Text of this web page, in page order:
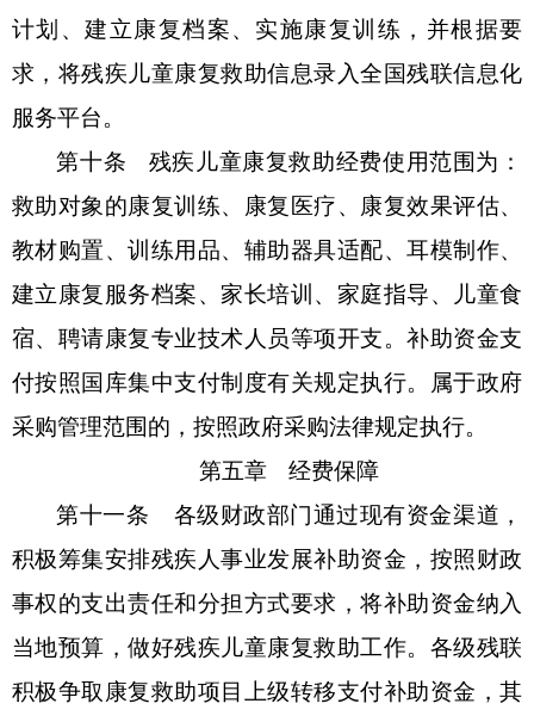
计划、建立康复档案、实施康复训练，并根据要
求，将残疾儿童康复救助信息录入全国残联信息化
服务平台。
第十条
残疾儿童康复救助经费使用范围为：
救助对象的康复训练、康复医疗、康复效果评估、
教材购置、训练用品、辅助器具适配、耳模制作、
建立康复服务档案、家长培训、家庭指导、儿童食
宿、聘请康复专业技术人员等项开支。补助资金支
付按照国库集中支付制度有关规定执行。属于政府
采购管理范围的，按照政府采购法律规定执行。
第五章
经费保障
第十一条
各级财政部门通过现有资金渠道，
积极筹集安排残疾人事业发展补助资金，按照财政
事权的支出责任和分担方式要求，将补助资金纳入
当地预算，做好残疾儿童康复救助工作。 各级残联
积极争取康复救助项目上级转移支付补助资金，其